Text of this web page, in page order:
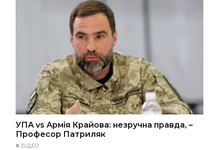
УПА vs Армія Крайова: незручна правда, –
Професор Патриляк
# ВІДЕО